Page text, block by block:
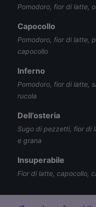
Pomodoro, fior di latte,
Capocollo
Pomodoro, fior di latte,
capocollo
Inferno
Pomodoro, fior di latte,
rucola
Dell’osteria
Sugo di pezzetti, fior di
e grana
Insuperabile
Fior di latte, capocollo,